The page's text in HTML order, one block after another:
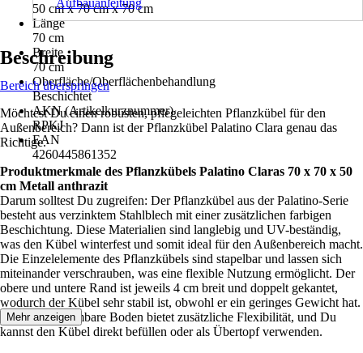
50 cm x 70 cm x 70 cm
Länge
70 cm
Breite
70 cm
Oberfläche/Oberflächenbehandlung
Beschichtet
AKN (Artikelkurznummer)
RPKJ
EAN
4260445861352
Aufbauanleitung
Beschreibung
Bereich überspringen
Möchtest Du einen robusten, pflegeleichten Pflanzkübel für den
Außenbereich? Dann ist der Pflanzkübel Palatino Clara genau das
Richtige.
Produktmerkmale des Pflanzkübels Palatino Claras 70 x 70 x 50
cm Metall anthrazit
Darum solltest Du zugreifen: Der Pflanzkübel aus der Palatino-Serie
besteht aus verzinktem Stahlblech mit einer zusätzlichen farbigen
Beschichtung. Diese Materialien sind langlebig und UV-beständig,
was den Kübel winterfest und somit ideal für den Außenbereich macht.
Die Einzelelemente des Pflanzkübels sind stapelbar und lassen sich
miteinander verschrauben, was eine flexible Nutzung ermöglicht. Der
obere und untere Rand ist jeweils 4 cm breit und doppelt gekantet,
wodurch der Kübel sehr stabil ist, obwohl er ein geringes Gewicht hat.
Der herausnehmbare Boden bietet zusätzliche Flexibilität, und Du
kannst den Kübel direkt befüllen oder als Übertopf verwenden.
Mehr anzeigen